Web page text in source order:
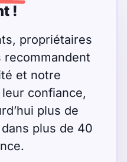
!
propriétaires
recommandent
et notre
confiance,
plus de
plus de 40